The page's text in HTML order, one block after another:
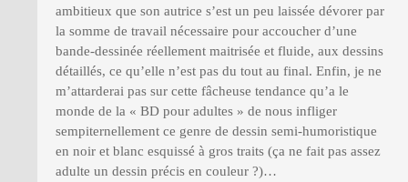
ambitieux que son autrice s’est un peu laissée dévorer par
la somme de travail nécessaire pour accoucher d’une
bande-dessinée réellement maitrisée et fluide, aux dessins
détaillés, ce qu’elle n’est pas du tout au final. Enfin, je ne
m’attarderai pas sur cette fâcheuse tendance qu’a le
monde de la « BD pour adultes » de nous infliger
sempiternellement ce genre de dessin semi-humoristique
en noir et blanc esquissé à gros traits (ça ne fait pas assez
adulte un dessin précis en couleur ?)…